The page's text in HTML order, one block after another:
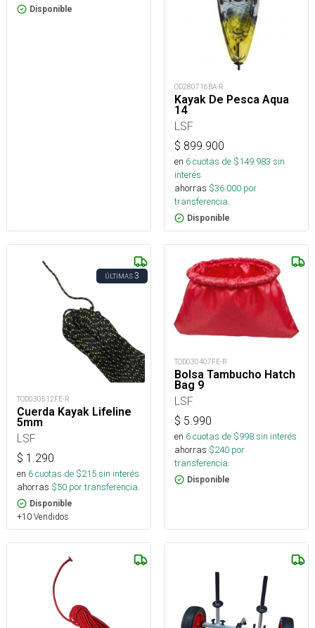
Disponible
OD280716BA-R
Kayak De Pesca Aqua
14
LSF
$ 899.900
en 6cuotas de $149.983 sin
interés
ahorras $36.000 por
transferencia.
Disponible
ÚLTIMAS3
TOD030512FE-R
Cuerda Kayak Lifeline
5mm
LSF
$ 1.290
en 6cuotas de $215sin interés
ahorras $50 por transferencia.
Disponible
+10 Vendidos
TOD030407FE-R
Bolsa Tambucho Hatch
Bag 9
LSF
$ 5.990
en 6cuotas de $998sin interés
ahorras $240 por
transferencia.
Disponible